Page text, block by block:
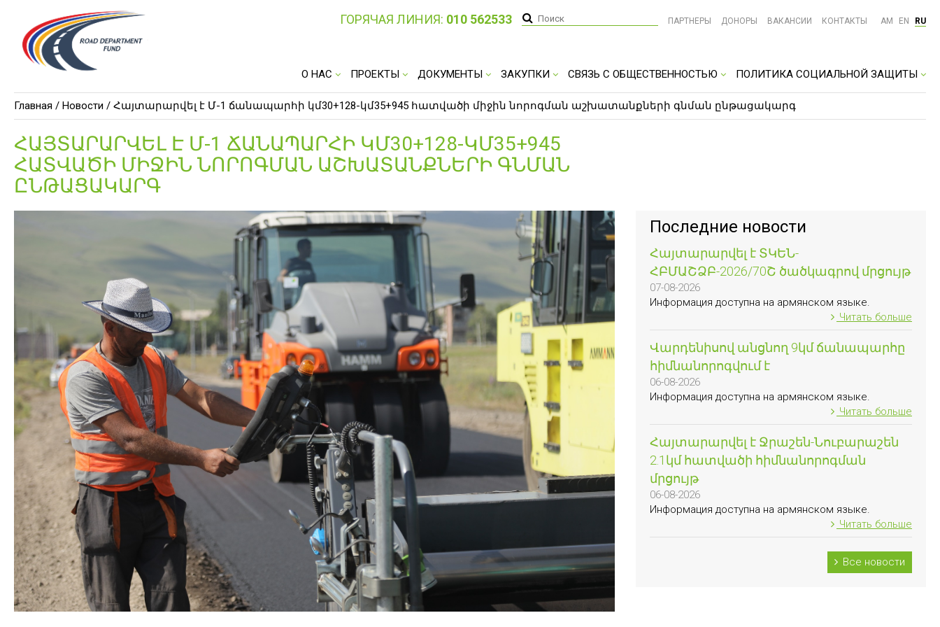
О НАС ПРОЕКТЫ ДОКУМЕНТЫ ЗАКУПКИ СВЯЗЬ С ОБЩЕСТВЕННОСТЬЮ ПОЛИТИКА СОЦИАЛЬНОЙ ЗАЩИТЫ
ГОРЯЧАЯ ЛИНИЯ: 010 562533 ПАРТНЕРЫ ДОНОРЫ ВАКАНСИИ КОНТАКТЫ AM EN RU
Главная / Новости / Հայտարարվել է Մ-1 ճանապարհի կմ30+128-կմ35+945 հատվածի միջին նորոգման աշխատանքների գնման ընթացակարգ
ՀԱՅՏԱՐԱՐՎԵԼ Է Մ-1 ՃԱՆԱՊԱՐՀԻ ԿՄ30+128-ԿՄ35+945
ՀԱՏՎԱԾԻ ՄԻՋԻՆ ՆՈՐՈԳՄԱՆ ԱՇԽԱՏԱՆՔՆԵՐԻ ԳՆՄԱՆ
ԸՆԹԱՑԱԿԱՐԳ
Последние новости
Հայտարարվել է ՏԿԵՆ-
ՀԲՄԱՇՁԲ-2026/70Շ ծածկագրով մրցույթ
07-08-2026
Информация доступна на армянском языке.
Читать больше
Վարդենիսով անցնող 9կմ ճանապարհը
հիմնանորոգվում է
06-08-2026
Информация доступна на армянском языке.
Читать больше
Հայտարարվել է Ջրաշեն-Նուբարաշեն
2.1կմ հատվածի հիմնանորոգման
մրցույթ
06-08-2026
Информация доступна на армянском языке.
Читать больше
Все новости